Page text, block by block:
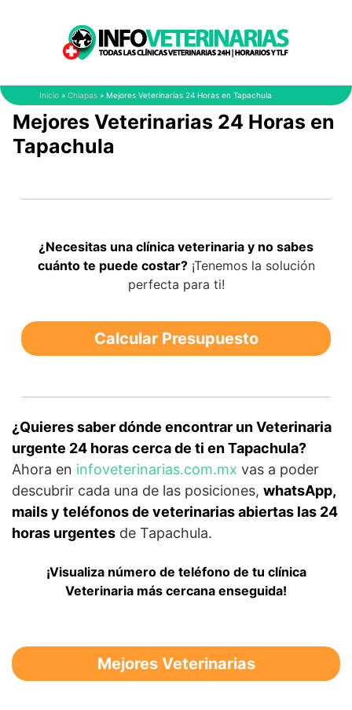
Inicio » Chiapas » Mejores Veterinarias 24 Horas en Tapachula
Mejores Veterinarias 24 Horas en
Tapachula
¿Necesitas una clínica veterinaria y no sabes
cuánto te puede costar?¡Tenemos la solución
perfecta para ti!
Calcular Presupuesto
¿Quieres saber dónde encontrar un Veterinaria
urgente 24 horas cerca de ti en Tapachula?
Ahora en infoveterinarias.com.mx vas a poder
descubrir cada una de las posiciones, whatsApp,
mails y teléfonos de veterinarias abiertas las 24
horas urgentes de Tapachula.
¡Visualiza número de teléfono de tu clínica
Veterinaria más cercana enseguida!
Mejores Veterinarias